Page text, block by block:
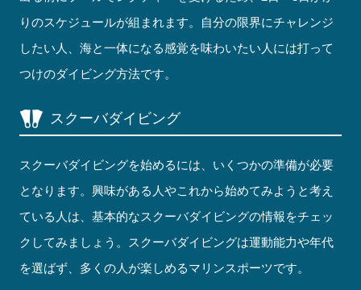
りのスケジュールが組まれます。自分の限界にチャレンジ
したい人、海と一体になる感覚を味わいたい人には打って
つけのダイビング方法です。
スクーバダイビング
スクーバダイビングを始めるには、いくつかの準備が必要
となります。興味がある人やこれから始めてみようと考え
ている人は、基本的なスクーバダイビングの情報をチェッ
クしてみましょう。スクーバダイビングは運動能力や年代
を選ばず、多くの人が楽しめるマリンスポーツです。